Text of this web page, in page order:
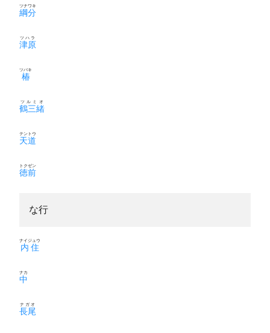
綱分
ツナワキ
津原
ツハラ
椿
ツバキ
鶴三緒
ツルミオ
天道
テントウ
徳前
トクゼン
な行
内住
ナイジュウ
中
ナカ
長尾
ナガオ